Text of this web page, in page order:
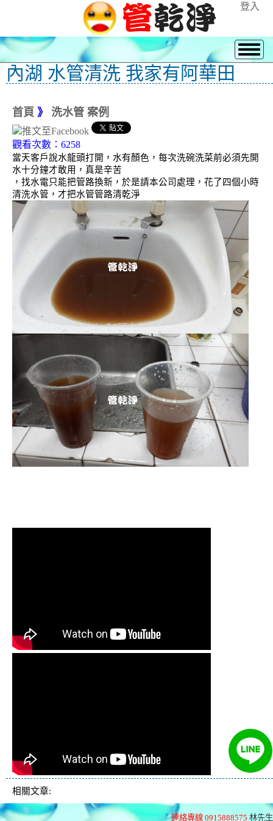
登入
內湖 水管清洗 我家有阿華田
首頁 》 洗水管 案例
觀看次數：6258
當天客戶說水龍頭打開，水有顏色，每次洗碗洗菜前必須先開
水十分鐘才敢用，真是辛苦
，找水電只能把管路換新，於是請本公司處理，花了四個小時
清洗水管，才把水管管路清乾淨
相關文章:
連絡專線 0915888575 林先生